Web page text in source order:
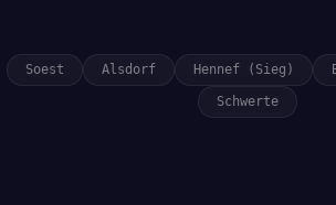
Soest Alsdorf Hennef (Sieg)
Schwerte